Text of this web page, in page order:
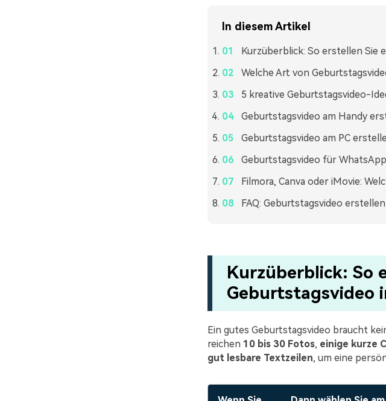
In diesem Artikel
Kurzüberblick: So erstellen Sie
Welche Art von
5 kreative Geburtstagsvideo-
Geburtstagsvideo am Handy
Geburtstagsvideo am PC
Geburtstagsvideo für
Filmora, Canva oder iMovie:
FAQ: Geburtstagsvideo
Kurzüberblick: So
Geburtstagsvideo
Ein gutes Geburtstagsvideo braucht
reichen 10 bis 30 Fotos, einige kurze
gut lesbare Textzeilen, um eine